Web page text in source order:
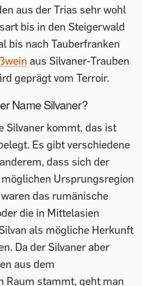
aus der Trias sehr wohl
bis in den Steigerwald
bis nach Tauberfranken
aus Silvaner-Trauben
geprägt vom Terroir.
Name Silvaner?
Silvaner kommt, das ist
Es gibt verschiedene
dass sich der
Ursprungsregion
das rumänische
die in Mittelasien
als mögliche Herkunft
Da der Silvaner aber
aus dem
Raum stammt, geht man